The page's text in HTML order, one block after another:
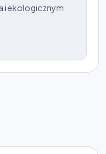
i ekologicznym